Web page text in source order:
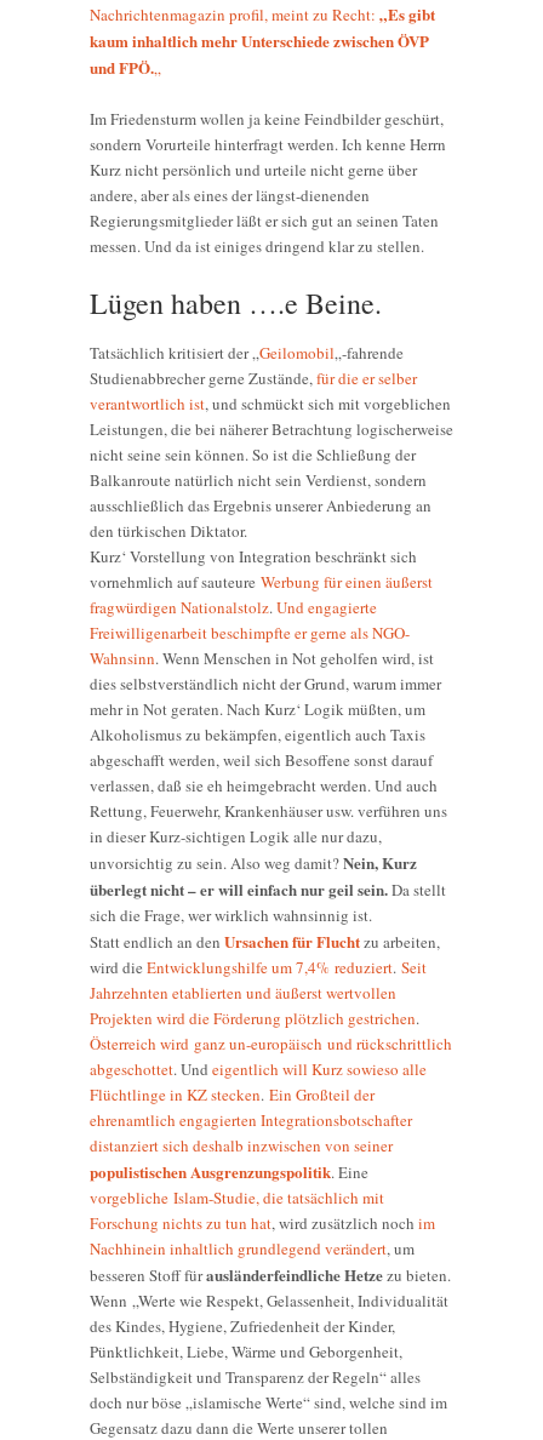
Nachrichtenmagazin profil, meint zu Recht: „Es gibt
kaum inhaltlich mehr Unterschiede zwischen ÖVP
und FPÖ.„
Im Friedensturm wollen ja keine Feindbilder geschürt,
sondern Vorurteile hinterfragt werden. Ich kenne Herrn
Kurz nicht persönlich und urteile nicht gerne über
andere, aber als eines der längst-dienenden
Regierungsmitglieder läßt er sich gut an seinen Taten
messen. Und da ist einiges dringend klar zu stellen.
Lügen haben ….e Beine.
Tatsächlich kritisiert der „Geilomobil„-fahrende
Studienabbrecher gerne Zustände,für die er selber
verantwortlich ist, und schmückt sich mit vorgeblichen
Leistungen, die bei näherer Betrachtung logischerweise
nicht seine sein können. So ist die Schließung der
Balkanroute natürlich nicht sein Verdienst, sondern
ausschließlich das Ergebnis unserer Anbiederung an
den türkischen Diktator.
Kurz‘ Vorstellung von Integration beschränkt sich
vornehmlich auf sauteure Werbung für einen äußerst
fragwürdigen Nationalstolz.Und engagierte
Freiwilligenarbeit beschimpfte er gerne als NGO-
Wahnsinn. Wenn Menschen in Not geholfen wird, ist
dies selbstverständlich nicht der Grund, warum immer
mehr in Not geraten. Nach Kurz‘ Logik müßten, um
Alkoholismus zu bekämpfen, eigentlich auch Taxis
abgeschafft werden, weil sich Besoffene sonst darauf
verlassen, daß sie eh heimgebracht werden. Und auch
Rettung, Feuerwehr, Krankenhäuser usw. verführen uns
in dieser Kurz-sichtigen Logik alle nur dazu,
unvorsichtig zu sein. Also weg damit?Nein, Kurz
überlegt nicht – er will einfach nur geil sein.Da stellt
sich die Frage, wer wirklich wahnsinnig ist.
Statt endlich an den Ursachen für Fluchtzu arbeiten,
wird die Entwicklungshilfe um 7,4% reduziert. Seit
Jahrzehnten etablierten und äußerst wertvollen
Projekten wird die Förderung plötzlich gestrichen.
Österreich wird ganz un-europäisch und rückschrittlich
abgeschottet. Und eigentlich will Kurz sowieso alle
Flüchtlinge in KZ stecken. Ein Großteil der
ehrenamtlich engagierten Integrationsbotschafter
distanziert sich deshalb inzwischen von seiner
populistischen Ausgrenzungspolitik. Eine
vorgebliche Islam-Studie, die tatsächlich mit
Forschung nichts zu tun hat, wird zusätzlich noch im
Nachhinein inhaltlich grundlegend verändert, um
besseren Stoff fürausländerfeindliche Hetzezu bieten.
Wenn „Werte wie Respekt, Gelassenheit, Individualität
des Kindes, Hygiene, Zufriedenheit der Kinder,
Pünktlichkeit, Liebe, Wärme und Geborgenheit,
Selbständigkeit und Transparenz der Regeln“ alles
doch nur böse „islamische Werte“ sind, welche sind im
Gegensatz dazu dann die Werte unserer tollen